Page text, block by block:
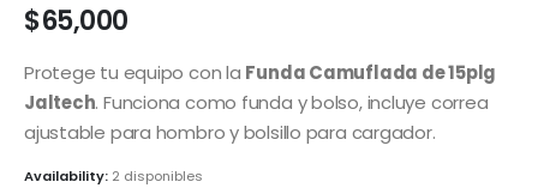
$65,000
Protege tu equipo con la Funda Camuflada de 15plg
Jaltech. Funciona como funda y bolso, incluye correa
ajustable para hombro y bolsillo para cargador.
Availability: 2 disponibles